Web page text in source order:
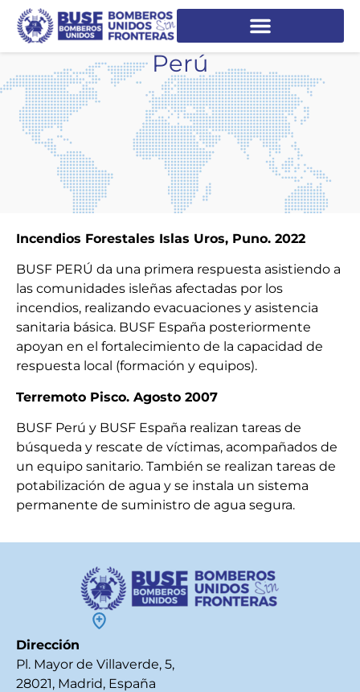
Perú
Incendios Forestales Islas Uros, Puno. 2022
BUSF PERÚ da una primera respuesta asistiendo a
las comunidades isleñas afectadas por los
incendios, realizando evacuaciones y asistencia
sanitaria básica. BUSF España posteriormente
apoyan en el fortalecimiento de la capacidad de
respuesta local (formación y equipos).
Terremoto Pisco. Agosto 2007
BUSF Perú y BUSF España realizan tareas de
búsqueda y rescate de víctimas, acompañados de
un equipo sanitario. También se realizan tareas de
potabilización de agua y se instala un sistema
permanente de suministro de agua segura.
Dirección
Pl. Mayor de Villaverde, 5,
28021, Madrid, España